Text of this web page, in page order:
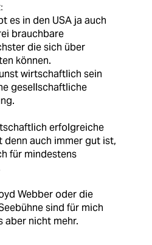
es in den USA ja auch
brauchbare
die sich über
können.
wirtschaftlich sein
gesellschaftliche
erfolgreiche
denn auch immer gut ist,
für mindestens
Webber oder die
sind für mich
aber nicht mehr.